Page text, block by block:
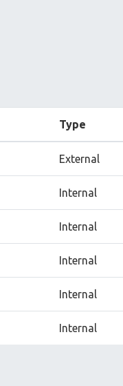
Type
External
Internal
Internal
Internal
Internal
Internal